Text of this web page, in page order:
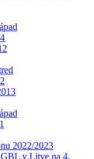
2022/2023
v Litve na 4.